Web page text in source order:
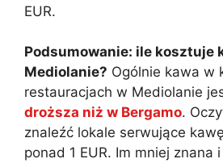
EUR.
Podsumowanie: ile kosztuje
Mediolanie? Ogólnie kawa w
restauracjach w Mediolanie
droższa niż w Bergamo.
znaleźć lokale serwujące
ponad 1 EUR. Im mniej znana